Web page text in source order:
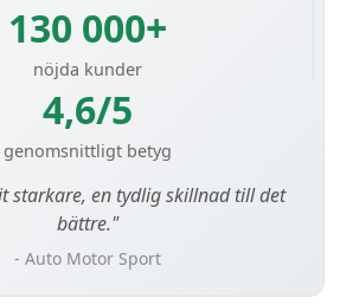
130 000+
nöjda kunder
4,6/5
genomsnittligt betyg
starkare, en tydlig skillnad till det
bättre."
- Auto Motor Sport